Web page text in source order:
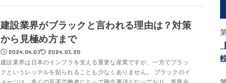
建設業界がブラックと言われる理由は？対策
から見極め方まで
2024.04.03 2024.03.20
建設業界は日本のインフラを支える重要な産業ですが、一方でブラッ
クというレッテルを貼られることも少なくありません。 ブラックのイ